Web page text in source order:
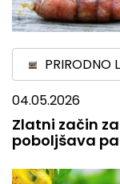
PRIRODNO
04.05.2026
Zlatni začin
poboljšava